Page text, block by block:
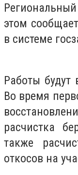
этом сообщает
в системе
Работы
Во время
расчистка
также
откосов на